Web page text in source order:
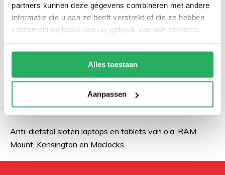
partners kunnen deze gegevens combineren met andere
informatie die u aan ze heeft verstrekt of die ze hebben
verzameld op basis van uw gebruik van hun services.
Alles toestaan
Aanpassen
Universeel cijfercode
laptopslot 1,80 m
Anti-diefstal sloten laptops en tablets van o.a. RAM
Mount, Kensington en Maclocks.